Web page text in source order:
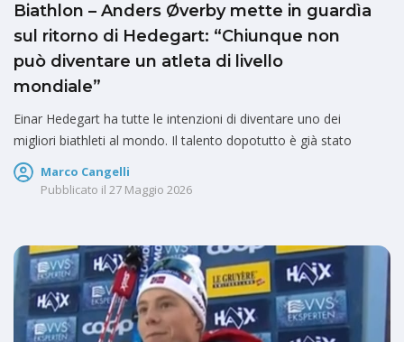
Biathlon – Anders Øverby mette in guardìa
sul ritorno di Hedegart: “Chiunque non
può diventare un atleta di livello
mondiale”
Einar Hedegart ha tutte le intenzioni di diventare uno dei
migliori biathleti al mondo. Il talento dopotutto è già stato
Marco Cangelli
Pubblicato il 27 Maggio 2026